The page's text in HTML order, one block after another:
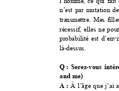
n’est par mutation de
transmettre
Mes
récessif, elles ne po
probabilité est
là-dessus.
Q : Serez-vous
and me)
A : À l’âge que j’ai